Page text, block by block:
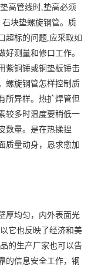
高管线时,垫高必须
块垫螺旋钢管。质
超标的问题,应采取如
好测量和修口工作。
紫铜锤或铜垫板锤击
螺旋钢管怎样控制质
所异样。热扩焊管但
较多时温度要稍低一
数量。是在热揉捏
质量动身，恳求愈加
厚均匀，内外表面光
它也反映了经济和美
的生产厂家也可以告
的信息安全工作，钢